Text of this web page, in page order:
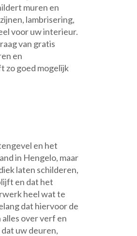
muren en
lambrisering,
voor uw interieur.
van gratis
en
zo goed mogelijk
en het
in Hengelo, maar
laten schilderen,
en dat het
heel wat te
dat hiervoor de
over verf en
uw deuren,